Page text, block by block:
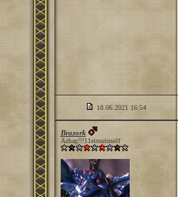
18.06.2021 16:54
Brazork
Azhag!!!11einseinself